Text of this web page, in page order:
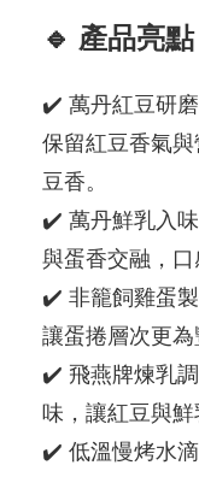
🔹 產品亮點
✔️ 萬丹紅豆研
保留紅豆香氣
豆香。
✔️ 萬丹鮮乳入味
與蛋香交融，口
✔️ 非籠飼雞蛋
讓蛋捲層次更為
✔️ 飛燕牌煉乳
味，讓紅豆與鮮
✔️ 低溫慢烤水